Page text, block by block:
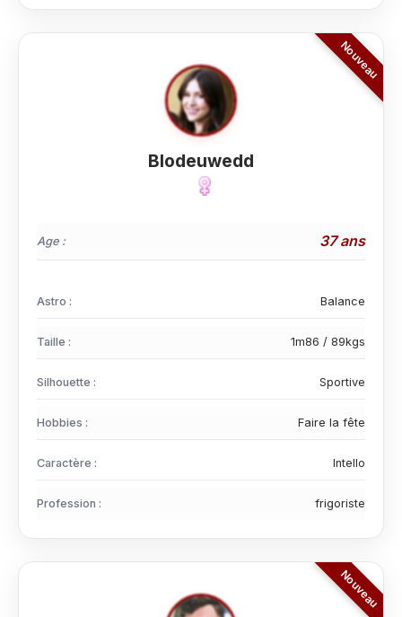
Blodeuwedd
Age : 37 ans
Astro : Balance
Taille : 1m86 / 89kgs
Silhouette : Sportive
Hobbies : Faire la fête
Caractère : Intello
Profession : frigoriste